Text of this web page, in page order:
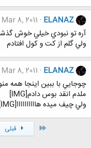
ELANAZ
Mar 8, 2011
آره تو نبودي خيلي خوش
ولي گلم از كت و كول افتادم
ELANAZ
Mar 8, 2011
چوجايي با ببين اينجا همه
ملدم انقد بوس دادم[IMG]
ولي چيف ميده هاااااااااا[IMG]
اول قبلی